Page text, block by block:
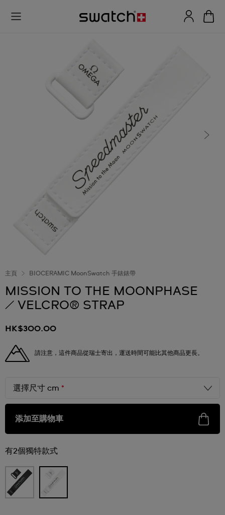
主頁 BIOCERAMIC MoonSwatch 手錶錶帶
MISSION TO THE MOONPHASE
/ VELCRO® STRAP
HK$300.00
請注意，這件商品從瑞士寄出，運送時間可能比其他商品更長。
選擇尺寸 cm *
添加至購物車
有2個獨特款式